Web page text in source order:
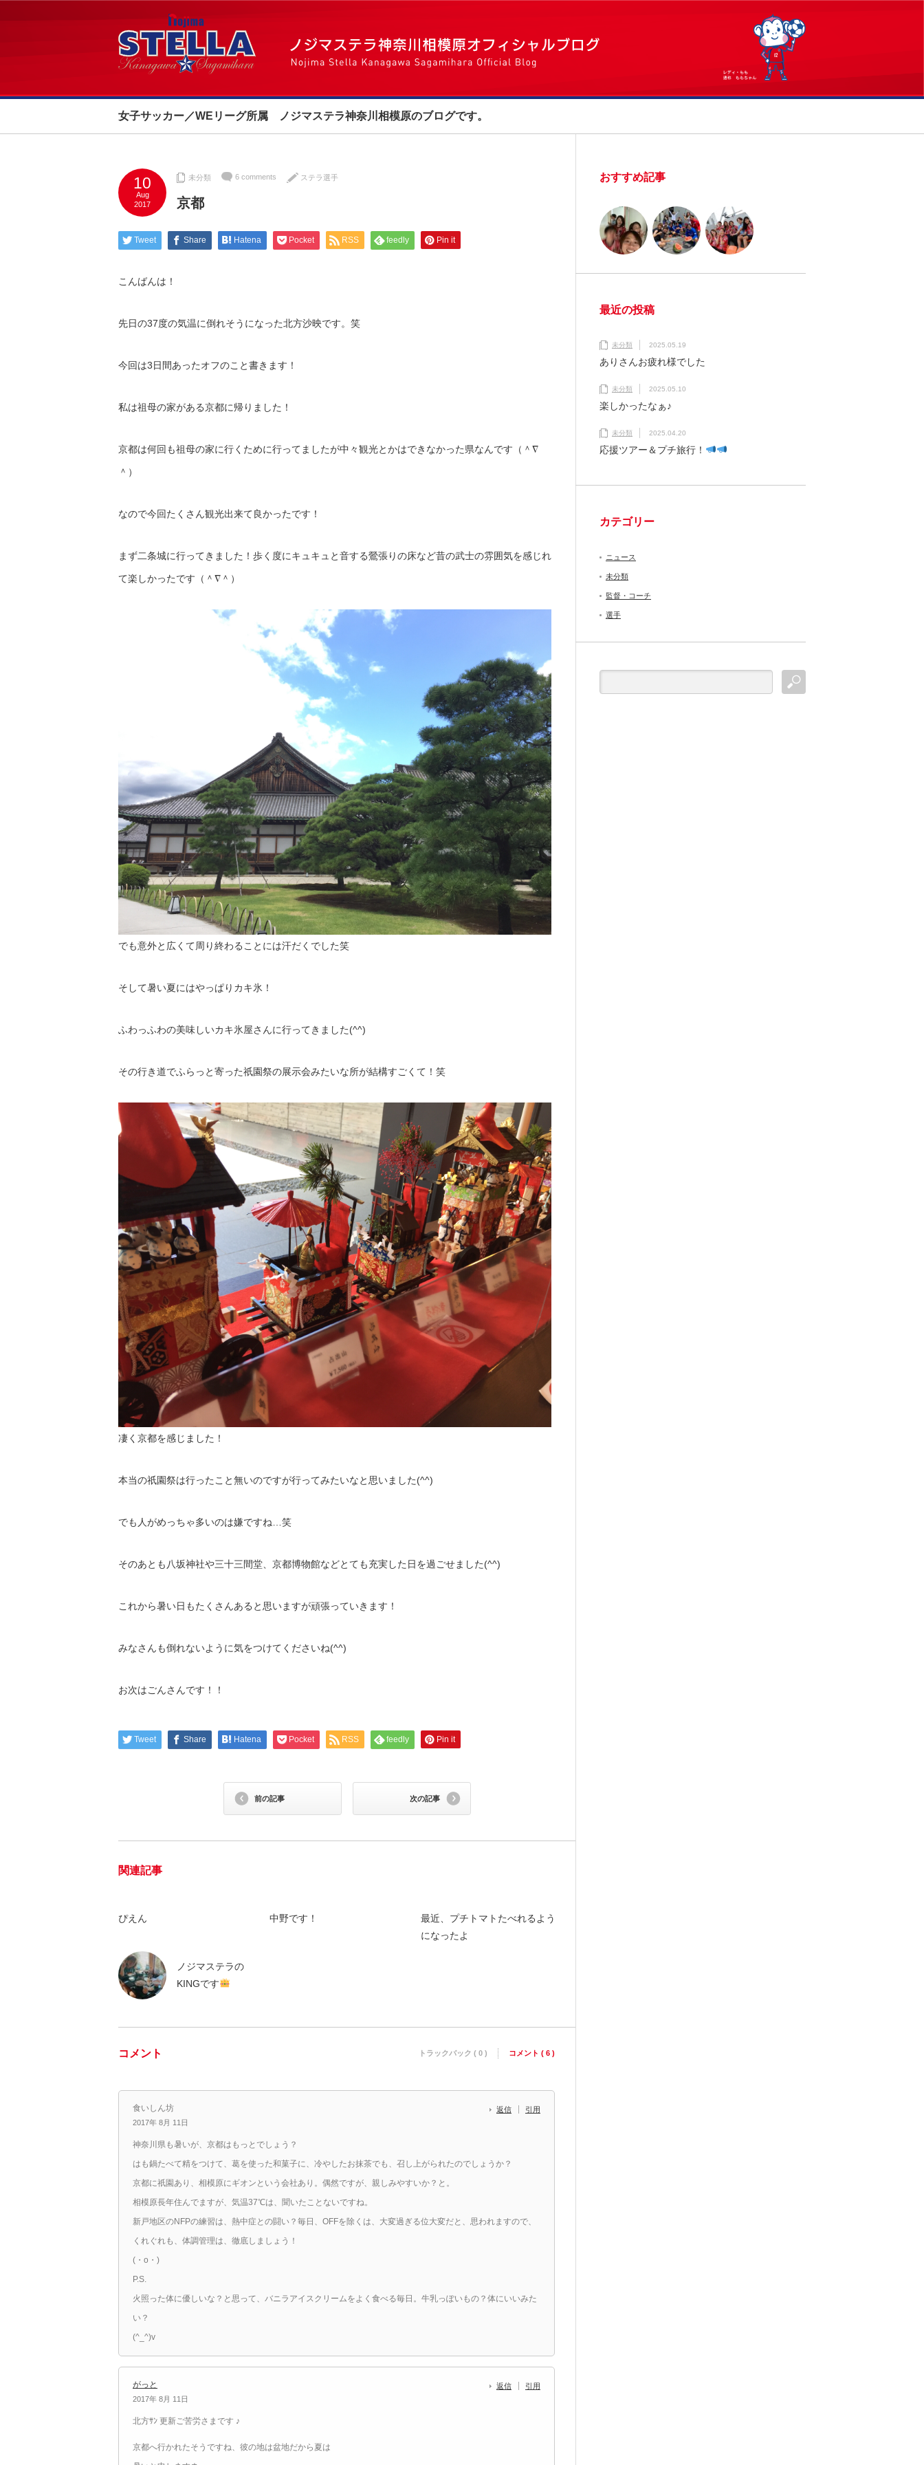
女子サッカー／WEリーグ所属 ノジマステラ神奈川相模原のブログです。
10
Aug
2017
未分類 6 comments ステラ選手
京都
Tweet Share Hatena Pocket RSS feedly Pin it
こんばんは！
先日の37度の気温に倒れそうになった北方沙映です。笑
今回は3日間あったオフのこと書きます！
私は祖母の家がある京都に帰りました！
京都は何回も祖母の家に行くために行ってましたが中々観光とかはできなかった県なんです（＾∇
＾）
なので今回たくさん観光出来て良かったです！
まず二条城に行ってきました！歩く度にキュキュと音する鶯張りの床など昔の武士の雰囲気を感じれ
て楽しかったです（＾∇＾）
でも意外と広くて周り終わることには汗だくでした笑
そして暑い夏にはやっぱりカキ氷！
ふわっふわの美味しいカキ氷屋さんに行ってきました(^^)
その行き道でふらっと寄った祇園祭の展示会みたいな所が結構すごくて！笑
凄く京都を感じました！
本当の祇園祭は行ったこと無いのですが行ってみたいなと思いました(^^)
でも人がめっちゃ多いのは嫌ですね…笑
そのあとも八坂神社や三十三間堂、京都博物館などとても充実した日を過ごせました(^^)
これから暑い日もたくさんあると思いますが頑張っていきます！
みなさんも倒れないように気をつけてくださいね(^^)
お次はごんさんです！！
Tweet Share Hatena Pocket RSS feedly Pin it
前の記事 次の記事
関連記事
ぴえん 中野です！
最近、プチトマトたべれるよう
になったよ
ノジマステラの
KINGです
コメント トラックバック ( 0 ) コメント ( 6 )
食いしん坊
2017年 8月 11日
返信 引用
神奈川県も暑いが、京都はもっとでしょう？
はも鍋たべて精をつけて、葛を使った和菓子に、冷やしたお抹茶でも、召し上がられたのでしょうか？
京都に祇園あり、相模原にギオンという会社あり。偶然ですが、親しみやすいか？と。
相模原長年住んでますが、気温37℃は、聞いたことないですね。
新戸地区のNFPの練習は、熱中症との闘い？毎日、OFFを除くは、大変過ぎる位大変だと、思われますので、
くれぐれも、体調管理は、徹底しましょう！
(・o・)
P.S.
火照った体に優しいな？と思って、バニラアイスクリームをよく食べる毎日。牛乳っぽいもの？体にいいみた
い？
(^_^)v
がっと
2017年 8月 11日
返信 引用
北方ｻﾝ 更新ご苦労さまです ♪
京都へ行かれたそうですね、彼の地は盆地だから夏は
おすすめ記事
最近の投稿
未分類 2025.05.19
ありさんお疲れ様でした
未分類 2025.05.10
楽しかったなぁ♪
未分類 2025.04.20
応援ツアー＆プチ旅行！
カテゴリー
ニュース
未分類
監督・コーチ
選手